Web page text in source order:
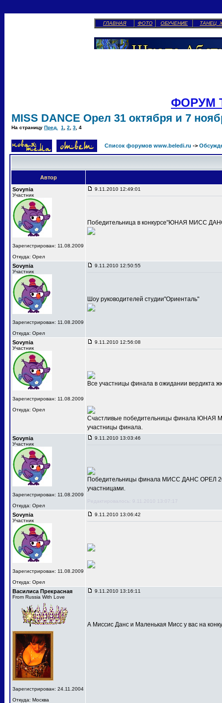
ГЛАВНАЯ ФОТО ОБУЧЕНИЕ ТАНЕЦ
ФОРУМ
MISS DANCE Орел 31 октября и 7
На страницу Пред. 1 2 3 4
Список форумов www.beledi.ru ->
Автор
Sovynia
Участник
Зарегистрирован: 11.08.2009
Откуда: Орел
9.11.2010 12:49:01
Победительница в конкурсе"ЮНАЯ МИСС
Sovynia
Участник
Зарегистрирован: 11.08.2009
Откуда: Орел
9.11.2010 12:50:55
Шоу руководителей студии"Ориенталь"
Sovynia
Участник
Зарегистрирован: 11.08.2009
Откуда: Орел
9.11.2010 12:56:08
Все участницы финала в ожидании вердикта
Счастливые победительницы финала ЮНАЯ
участницы финала.
Sovynia
Участник
Зарегистрирован: 11.08.2009
Откуда: Орел
9.11.2010 13:03:46
Победительницы финала МИСС ДАНС ОРЕЛ
участницами.
Редактировалось: 9.11.2010 13:07:17
Sovynia
Участник
Зарегистрирован: 11.08.2009
Откуда: Орел
9.11.2010 13:06:42
Василиса Прекрасная
From Russia With Love
Зарегистрирован: 24.11.2004
Откуда: Москва
9.11.2010 13:16:11
А Миссис Данс и Маленькая Мисс у вас на